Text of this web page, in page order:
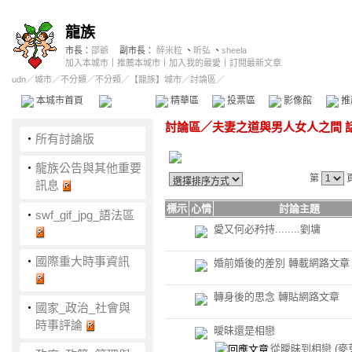
龍族
市長： 邵爺 副市長： 醉米粒 、 昕弘 、 sheela
加入本城市
推薦本城市 加入我的最愛
訂閱最新文章
udn／城市／不分類 ／不分類 ／ 【龍族】城市／討論區／
本城市首頁 精華區 投票區 影像館
‧ 所有討論版
‧ 龍族公告與其他重要
訊息
‧ swf_gif_jpg_語法區
‧ 國際重大時事資訊
‧ 國家_政治_社會與
時事評論
討論區／夫妻之道與男人女人之間
第
標示 心情
討論主題
愛又何必矜持........劉墉
婚前婚後的差別 轉載網路文章
轉身後的思念 轉貼網路文章
曖昧還是相戀
從曖昧到相戀 (麥